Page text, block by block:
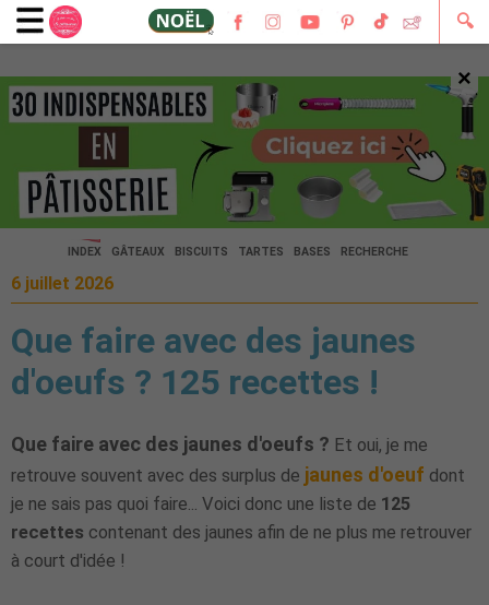
🔍
×
🔍
INDEX GÂTEAUX BISCUITS TARTES BASES RECHERCHE
6 juillet 2026
Que faire avec des jaunes
d'oeufs ? 125 recettes !
Que faire avec des jaunes d'oeufs ? Et oui, je me
retrouve souvent avec des surplus de jaunes d'oeuf dont
je ne sais pas quoi faire... Voici donc une liste de 125
recettes contenant des jaunes afin de ne plus me retrouver
à court d'idée !